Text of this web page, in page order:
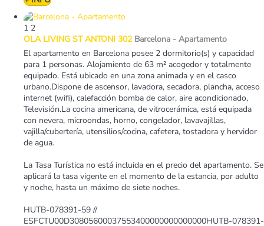
1 2
OLA LIVING ST ANTONI 302 Barcelona - Apartamento
El apartamento en Barcelona posee 2 dormitorio(s) y capacidad
para 1 personas. Alojamiento de 63 m² acogedor y totalmente
equipado. Está ubicado en una zona animada y en el casco
urbano.Dispone de ascensor, lavadora, secadora, plancha, acceso
internet (wifi), calefacción bomba de calor, aire acondicionado,
Televisión.La cocina americana, de vitrocerámica, está equipada
con nevera, microondas, horno, congelador, lavavajillas,
vajilla/cubertería, utensilios/cocina, cafetera, tostadora y hervidor
de agua.
La Tasa Turística no está incluida en el precio del apartamento. Se
aplicará la tasa vigente en el momento de la estancia, por adulto
y noche, hasta un máximo de siete noches.
HUTB-078391-59 //
ESFCTU00D30805600037553400000000000000HUTB-078391-